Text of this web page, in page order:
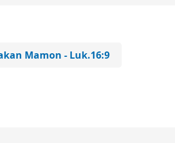
Mamon - Luk.16:9